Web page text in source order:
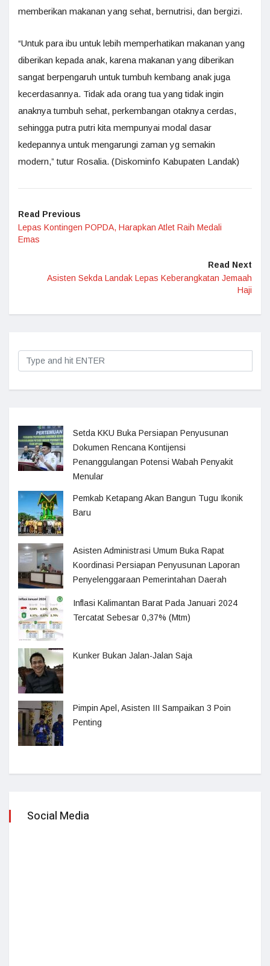
memberikan makanan yang sehat, bernutrisi, dan bergizi.
“Untuk para ibu untuk lebih memperhatikan makanan yang
diberikan kepada anak, karena makanan yang diberikan
sangat berpengaruh untuk tumbuh kembang anak juga
kecerdasannya. Tidak ada orang tua yang tidak ingin
anaknya tumbuh sehat, perkembangan otaknya cerdas,
sehingga putra putri kita mempunyai modal dasar
kedepannya untuk mengarungi zaman yg semakin
modern,” tutur Rosalia. (Diskominfo Kabupaten Landak)
Read Previous
Lepas Kontingen POPDA, Harapkan Atlet Raih Medali
Emas
Read Next
Asisten Sekda Landak Lepas Keberangkatan Jemaah
Haji
Setda KKU Buka Persiapan Penyusunan
Dokumen Rencana Kontijensi
Penanggulangan Potensi Wabah Penyakit
Menular
Pemkab Ketapang Akan Bangun Tugu Ikonik
Baru
Asisten Administrasi Umum Buka Rapat
Koordinasi Persiapan Penyusunan Laporan
Penyelenggaraan Pemerintahan Daerah
Inflasi Kalimantan Barat Pada Januari 2024
Tercatat Sebesar 0,37% (Mtm)
Kunker Bukan Jalan-Jalan Saja
Pimpin Apel, Asisten III Sampaikan 3 Poin
Penting
Social Media